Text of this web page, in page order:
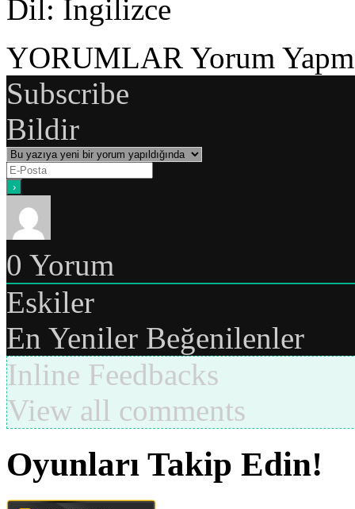
Dil: İngilizce
YORUMLAR Yorum
Subscribe
Bildir
0 Yorum
Eskiler
En Yeniler Beğenilenler
Inline Feedbacks
View all comments
Oyunları Takip Edin!